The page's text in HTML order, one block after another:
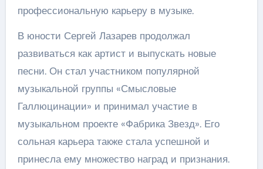
профессиональную карьеру в музыке.
В юности Сергей Лазарев продолжал
развиваться как артист и выпускать новые
песни. Он стал участником популярной
музыкальной группы «Смысловые
Галлюцинации» и принимал участие в
музыкальном проекте «Фабрика Звезд». Его
сольная карьера также стала успешной и
принесла ему множество наград и признания.